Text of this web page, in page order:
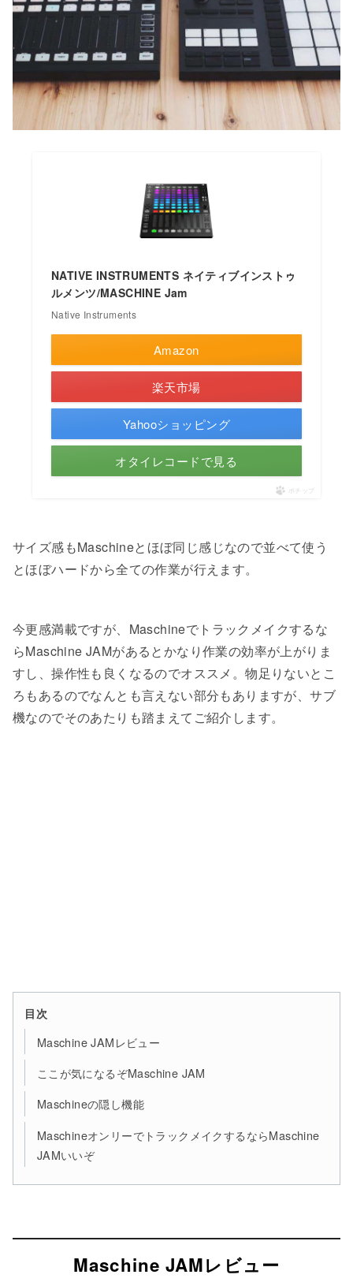
NATIVE INSTRUMENTS ネイティブインストゥ
ルメンツ/MASCHINE Jam
Native Instruments
Amazon
楽天市場
Yahooショッピング
オタイレコードで見る
ポチップ
サイズ感もMaschineとほぼ同じ感じなので並べて使う
とほぼハードから全ての作業が行えます。
今更感満載ですが、Maschineでトラックメイクするな
らMaschine JAMがあるとかなり作業の効率が上がりま
すし、操作性も良くなるのでオススメ。物足りないとこ
ろもあるのでなんとも言えない部分もありますが、サブ
機なのでそのあたりも踏まえてご紹介します。
目次
Maschine JAMレビュー
ここが気になるぞMaschine JAM
Maschineの隠し機能
MaschineオンリーでトラックメイクするならMaschine
JAMいいぞ
Maschine JAMレビュー